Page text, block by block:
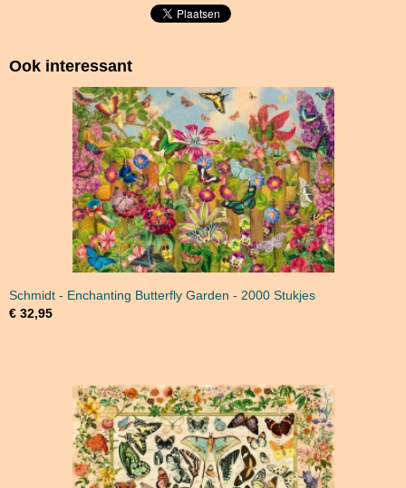
Ook interessant
Schmidt - Enchanting Butterfly Garden - 2000 Stukjes
€ 32,95